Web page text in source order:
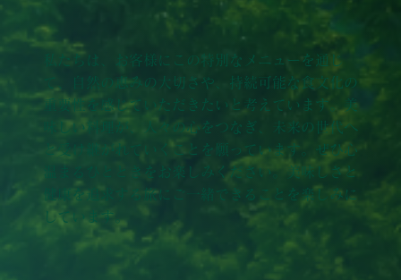
私たちは、お客様にこの特別なメニューを通じ
て、自然の恵みの大切さや、持続可能な食文化の
重要性を感じていただきたいと考えています。美
味しい料理が、人々の心をつなぎ、未来の世代へ
と受け継がれていくことを願っています。ぜひ心
温まるひとときをお楽しみください。美味しさと
健康を追求する旅にご一緒できることを楽しみに
しています。